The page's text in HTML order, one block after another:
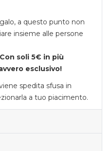
a questo punto non
insieme alle persone
soli 5€ in più
esclusivo!
spedita sfusa in
a tuo piacimento.